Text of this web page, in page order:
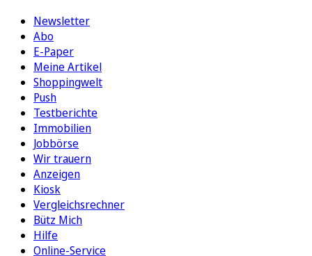
Newsletter
Abo
E-Paper
Meine Artikel
Shoppingwelt
Push
Testberichte
Immobilien
Jobbörse
Wir trauern
Anzeigen
Kiosk
Vergleichsrechner
Bütz Mich
Hilfe
Online-Service